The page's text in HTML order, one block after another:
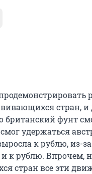
стран, и
британский фунт
удержаться
к рублю, из-
к рублю. Впрочем,
стран все эти